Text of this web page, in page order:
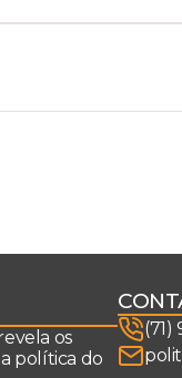
os
política do
(71)